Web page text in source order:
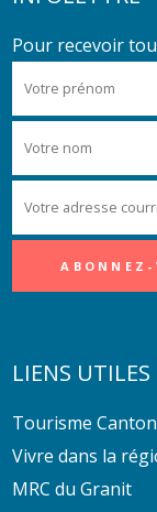
Pour recevoir
LIENS UTILES
Tourisme
Vivre dans la
MRC du Granit